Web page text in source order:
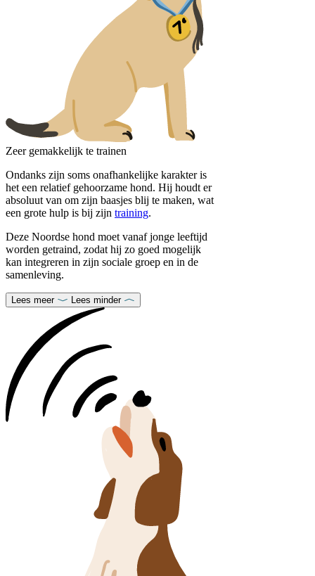
Zeer gemakkelijk te trainen
Ondanks zijn soms onafhankelijke karakter is
het een relatief gehoorzame hond. Hij houdt er
absoluut van om zijn baasjes blij te maken, wat
een grote hulp is bij zijn training.
Deze Noordse hond moet vanaf jonge leeftijd
worden getraind, zodat hij zo goed mogelijk
kan integreren in zijn sociale groep en in de
samenleving.
Lees meer Lees minder